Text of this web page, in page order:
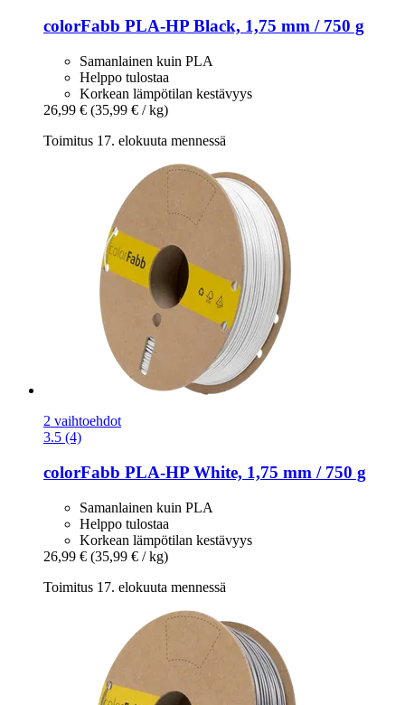
colorFabb PLA-​HP Black, 1,75 mm / 750 g
Samanlainen kuin PLA
Helppo tulostaa
Korkean lämpötilan kestävyys
26,99 € (35,99 € / kg)
Toimitus 17. elokuuta mennessä
2 vaihtoehdot
3.5 (4)
colorFabb PLA-​HP White, 1,75 mm / 750 g
Samanlainen kuin PLA
Helppo tulostaa
Korkean lämpötilan kestävyys
26,99 € (35,99 € / kg)
Toimitus 17. elokuuta mennessä